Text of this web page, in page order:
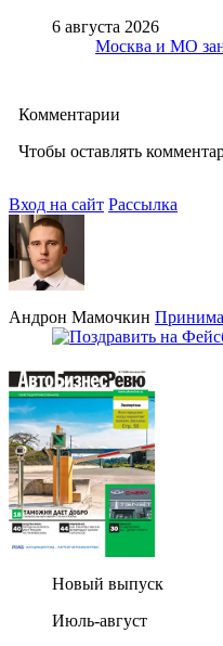
6 августа 2026
Москва и МО
Комментарии
Чтобы оставлять
Вход на сайт Рассылка
Андрон Мамочкин
Новый выпуск
Июль-август